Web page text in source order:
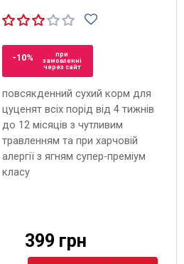
-10%
при
замовленні
через сайт
повсякденний сухий корм для
цуценят всіх порід від 4 тижнів
до 12 місяців з чутливим
травленням та при харчовій
алергії з ягням супер-преміум
класу
399 грн